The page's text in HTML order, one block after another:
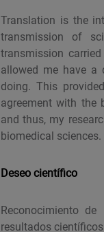
Translation is the
transmission of
transmission
allowed me have a
doing. This
agreement with the
and thus, my
biomedical sciences.
Deseo científico
Reconocimiento
resultados